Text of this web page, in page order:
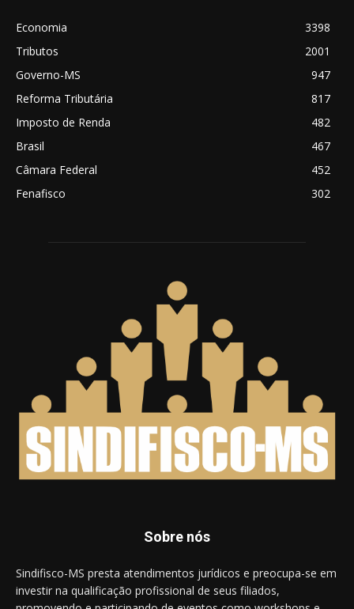
Economia
3398
Tributos
2001
Governo-MS
947
Reforma Tributária
817
Imposto de Renda
482
Brasil
467
Câmara Federal
452
Fenafisco
302
Sobre nós
Sindifisco-MS presta atendimentos jurídicos e preocupa-se em
investir na qualificação profissional de seus filiados,